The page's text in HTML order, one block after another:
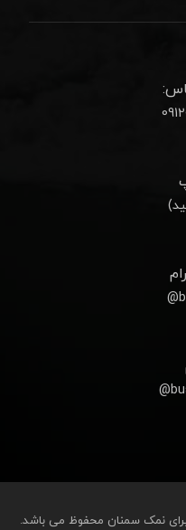
نمک سمنان محفوظ می باشد.